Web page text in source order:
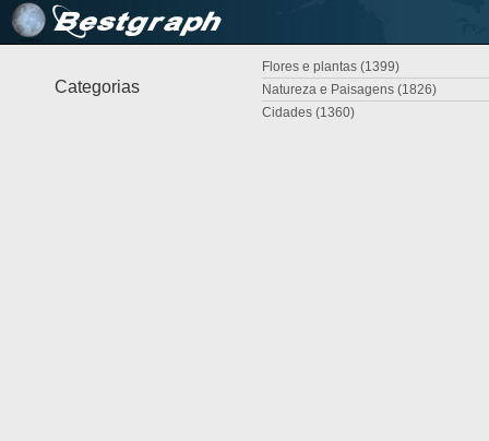
Categorias
Flores e plantas (1399)
Natureza e Paisagens (1826)
Cidades (1360)